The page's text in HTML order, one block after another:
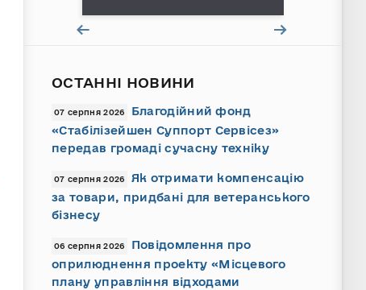
ОСТАННІ НОВИНИ
07 серпня 2026
Благодійний фонд
«Стабілізейшен Суппорт Сервісез»
передав громаді сучасну техніку
07 серпня 2026
Як отримати компенсацію
за товари, придбані для ветеранського
бізнесу
06 серпня 2026
Повідомлення про
оприлюднення проекту «Місцевого
плану управління відходами